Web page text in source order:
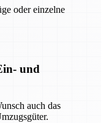
oder einzelne
und
auch das